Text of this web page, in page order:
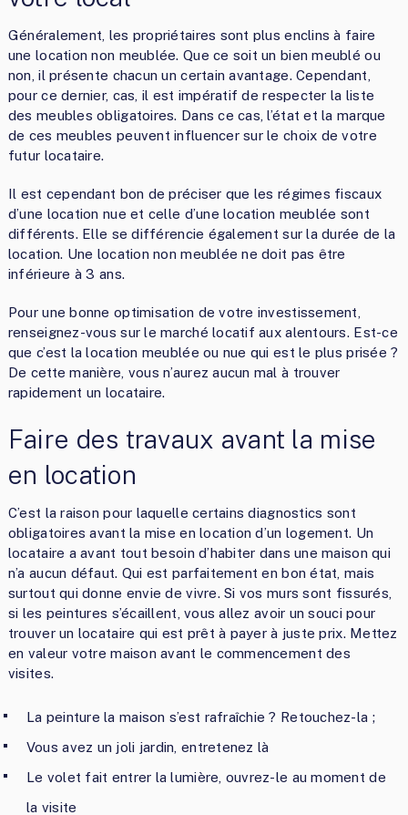
Généralement, les propriétaires sont plus enclins à faire
une location non meublée. Que ce soit un bien meublé ou
non, il présente chacun un certain avantage. Cependant,
pour ce dernier, cas, il est impératif de respecter la liste
des meubles obligatoires. Dans ce cas, l’état et la marque
de ces meubles peuvent influencer sur le choix de votre
futur locataire.
Il est cependant bon de préciser que les régimes fiscaux
d’une location nue et celle d’une location meublée sont
différents. Elle se différencie également sur la durée de la
location. Une location non meublée ne doit pas être
inférieure à 3 ans.
Pour une bonne optimisation de votre investissement,
renseignez-vous sur le marché locatif aux alentours. Est-ce
que c’est la location meublée ou nue qui est le plus prisée ?
De cette manière, vous n’aurez aucun mal à trouver
rapidement un locataire.
Faire des travaux avant la mise
en location
C’est la raison pour laquelle certains diagnostics sont
obligatoires avant la mise en location d’un logement. Un
locataire a avant tout besoin d’habiter dans une maison qui
n’a aucun défaut. Qui est parfaitement en bon état, mais
surtout qui donne envie de vivre. Si vos murs sont fissurés,
si les peintures s’écaillent, vous allez avoir un souci pour
trouver un locataire qui est prêt à payer à juste prix. Mettez
en valeur votre maison avant le commencement des
visites.
La peinture la maison s’est rafraîchie ? Retouchez-la ;
Vous avez un joli jardin, entretenez là
Le volet fait entrer la lumière, ouvrez-le au moment de
la visite